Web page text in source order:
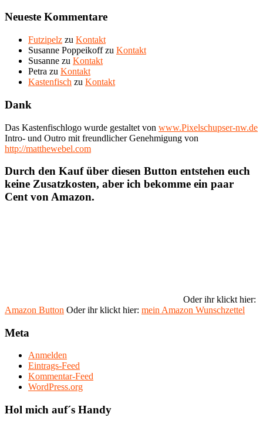
Neueste Kommentare
Futzipelz zu Kontakt
Susanne Poppeikoffzu Kontakt
Susanne zu Kontakt
Petra zu Kontakt
Kastenfisch zu Kontakt
Dank
Das Kastenfischlogo wurde gestaltet von www.Pixelschupser-nw.de
Intro- und Outro mit freundlicher Genehmigung von
http://matthewebel.com
Durch den Kauf über diesen Button entstehen euch
keine Zusatzkosten, aber ich bekomme ein paar
Cent von Amazon.
Oder ihr klickt hier:
Amazon Button Oder ihr klickt hier: mein Amazon Wunschzettel
Meta
Anmelden
Eintrags-Feed
Kommentar-Feed
WordPress.org
Hol mich auf´s Handy